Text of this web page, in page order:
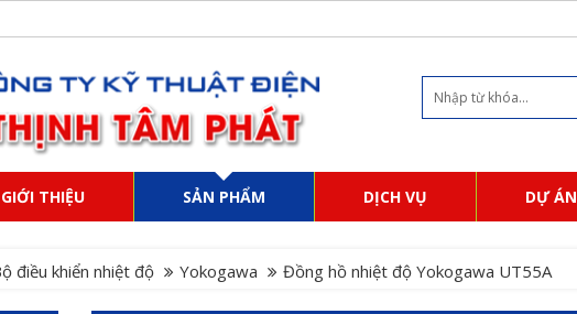
GIỚI THIỆU SẢN PHẨM DỊCH VỤ DỰ ÁN
điều khiển nhiệt độ Yokogawa Đồng hồ nhiệt độ Yokogawa UT55A